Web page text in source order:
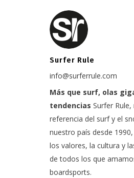
Surfer Rule
info@surferrule.com
Más que surf, olas
tendencias Surfer
referencia del surf y el
nuestro país desde
los valores, la cultura y
de todos los que
boardsports.